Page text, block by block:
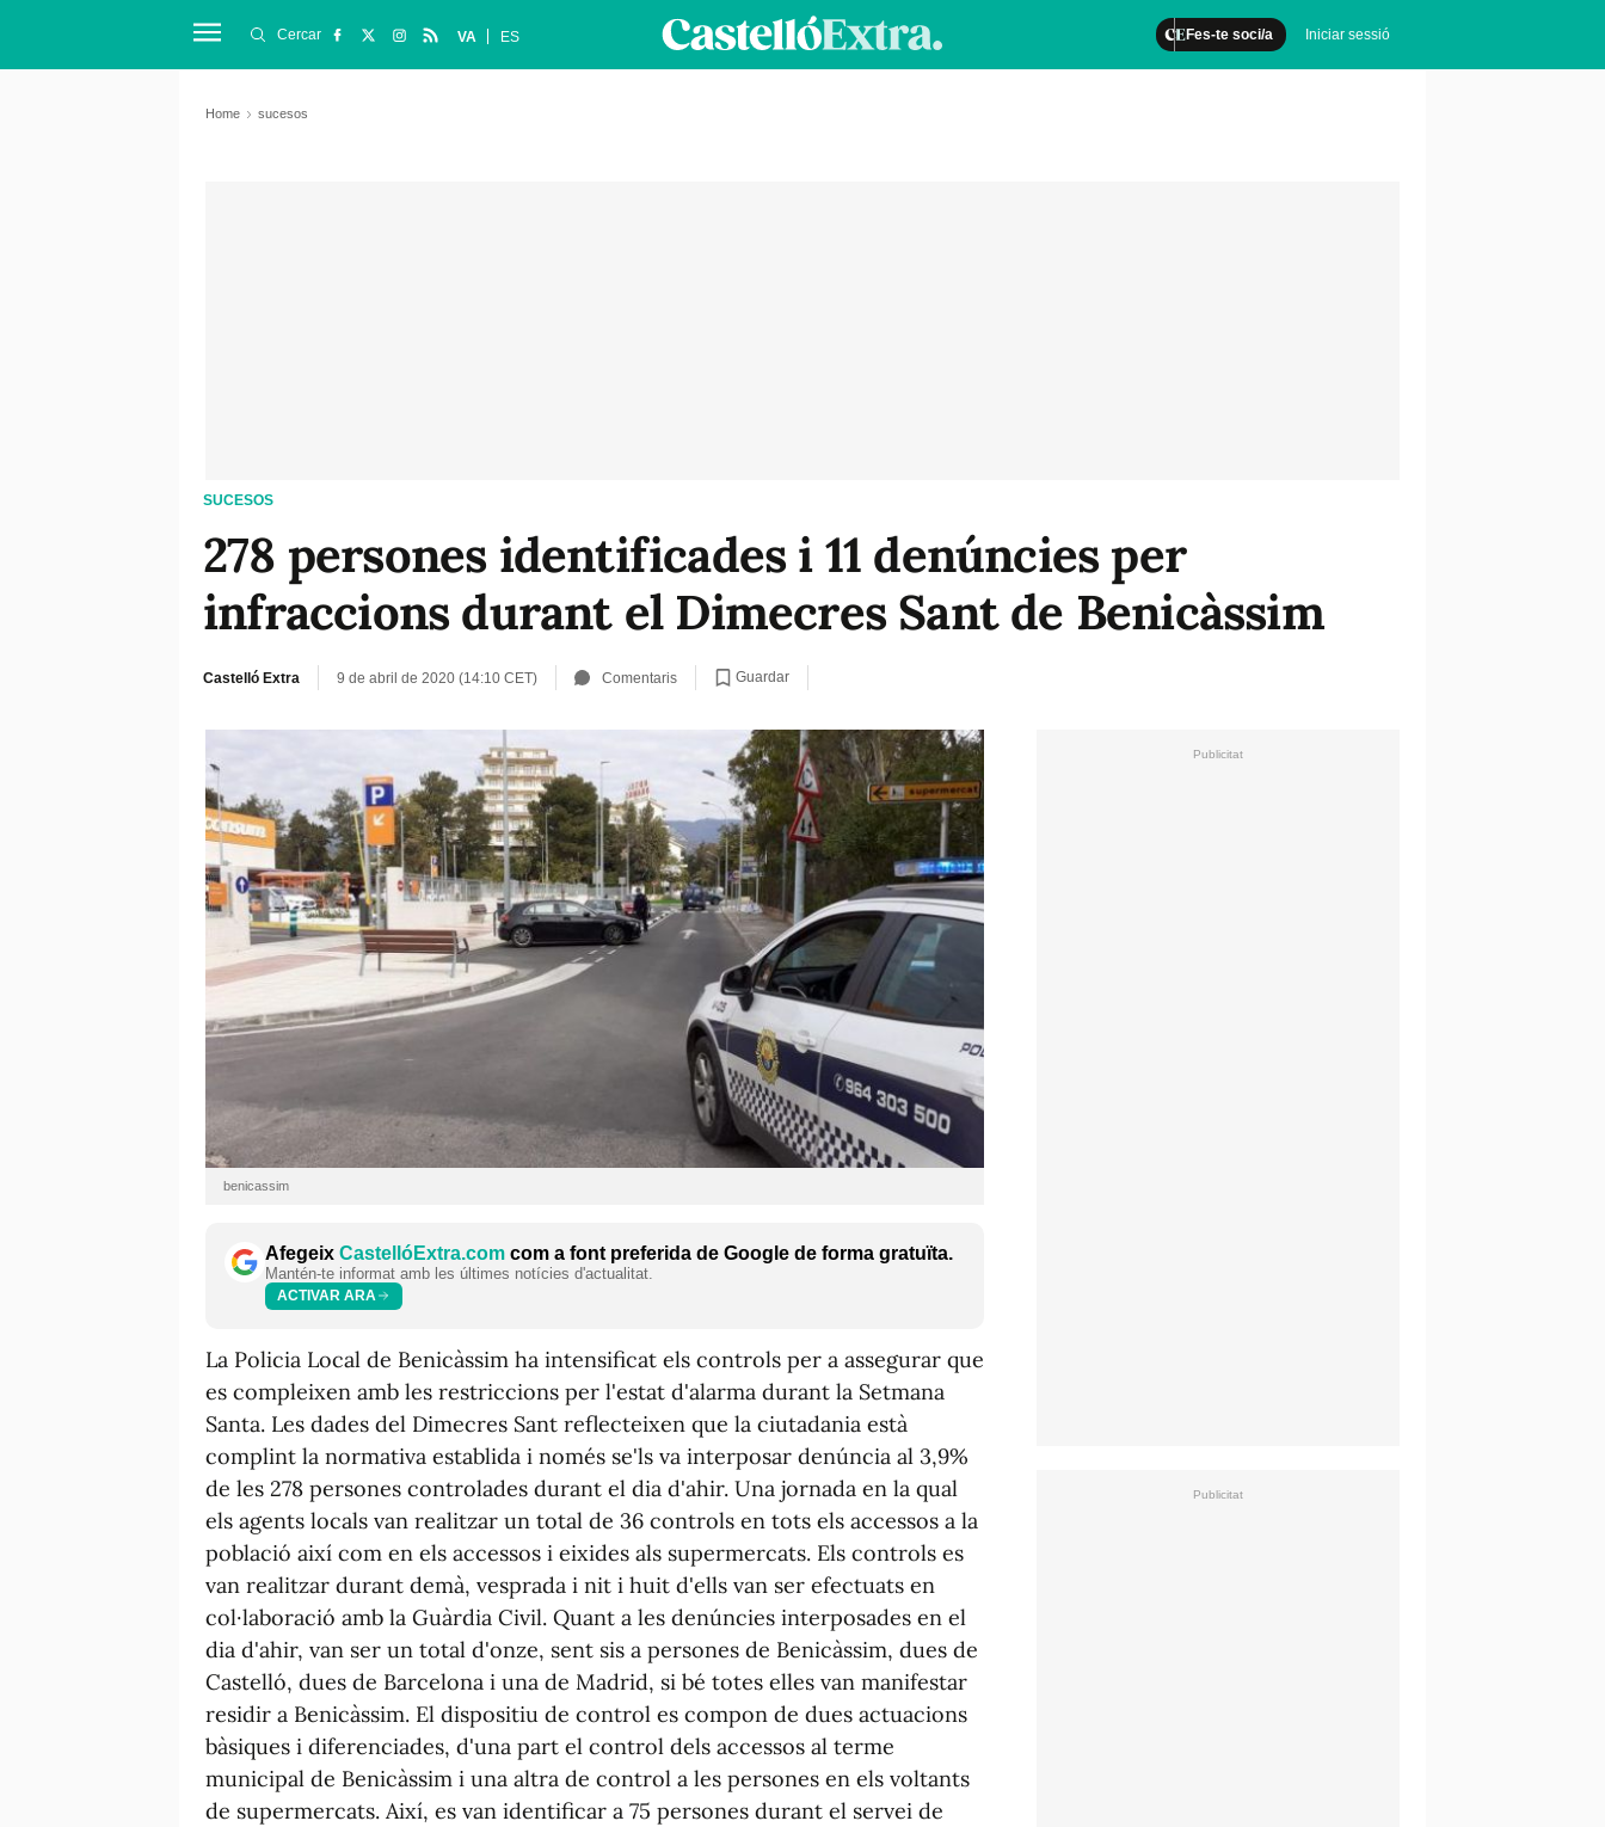
Fes-te soci/a Iniciar sessió
Cercar VA ES
Home sucesos
SUCESOS
278 persones identificades i 11 denúncies per
infraccions durant el Dimecres Sant de Benicàssim
Castelló Extra 9 de abril de 2020 (14:10 CET) Comentaris Guardar
benicassim
Afegeix CastellóExtra.com com a font preferida de Google de forma gratuïta.
Mantén-te informat amb les últimes notícies d'actualitat.
ACTIVAR ARA
La Policia Local de Benicàssim ha intensificat els controls per a assegurar que
es compleixen amb les restriccions per l'estat d'alarma durant la Setmana
Santa. Les dades del Dimecres Sant reflecteixen que la ciutadania està
complint la normativa establida i només se'ls va interposar denúncia al 3,9%
de les 278 persones controlades durant el dia d'ahir. Una jornada en la qual
els agents locals van realitzar un total de 36 controls en tots els accessos a la
població així com en els accessos i eixides als supermercats. Els controls es
van realitzar durant demà, vesprada i nit i huit d'ells van ser efectuats en
col·laboració amb la Guàrdia Civil. Quant a les denúncies interposades en el
dia d'ahir, van ser un total d'onze, sent sis a persones de Benicàssim, dues de
Castelló, dues de Barcelona i una de Madrid, si bé totes elles van manifestar
residir a Benicàssim. El dispositiu de control es compon de dues actuacions
bàsiques i diferenciades, d'una part el control dels accessos al terme
municipal de Benicàssim i una altra de control a les persones en els voltants
de supermercats. Així, es van identificar a 75 persones durant el servei de